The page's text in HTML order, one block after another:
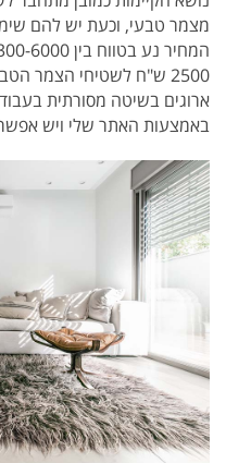
מצמר טבעי, וכעת יש להם
2500 ש"ח לשטיחי הצמר
ארוגים בשיטה מסורתית
באמצעות האתר שלי ויש